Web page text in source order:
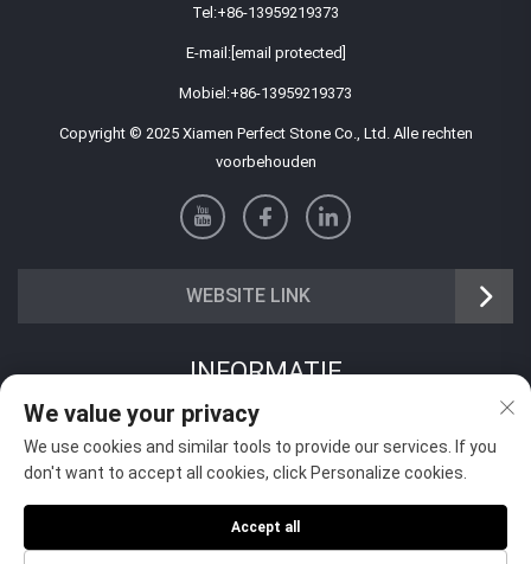
Tel:+86-13959219373
E-mail:[email protected]
Mobiel:+86-13959219373
Copyright © 2025 Xiamen Perfect Stone Co., Ltd. Alle rechten
voorbehouden
WEBSITE LINK
INFORMATIE
Meld je aan om onze wekelijkse nieuwsbrief te ontvangen
Verzenden
We value your privacy
We use cookies and similar tools to provide our services. If you
don't want to accept all cookies, click Personalize cookies.
Accept all